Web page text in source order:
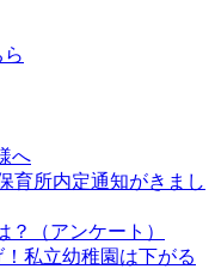
へ
育所内定通知がきまし
？（アンケート）
！私立幼稚園は下がる